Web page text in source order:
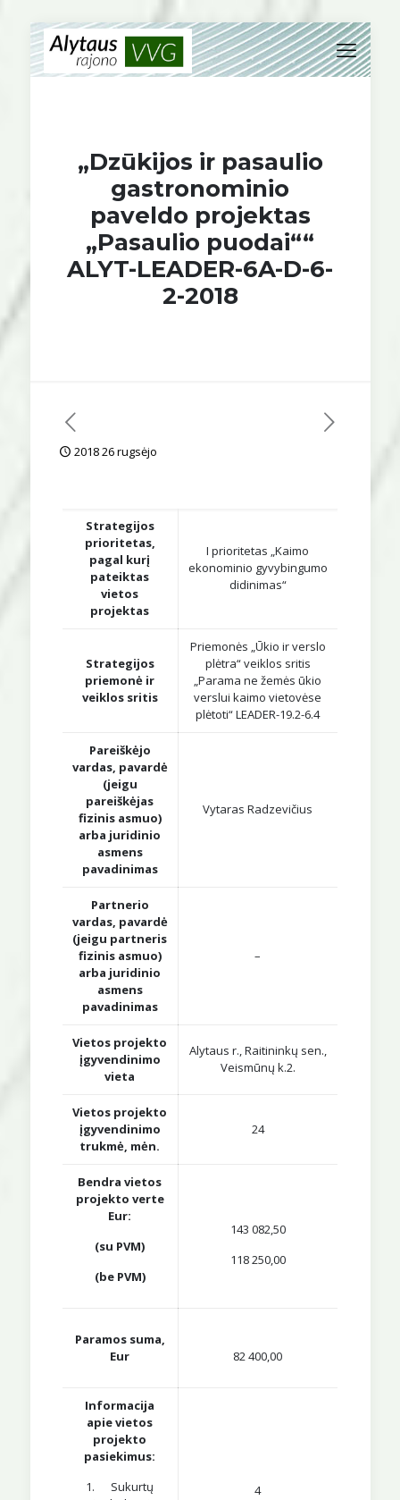
„Dzūkijos ir pasaulio
gastronominio
paveldo projektas
„Pasaulio puodai““
ALYT-LEADER-6A-D-6-
2-2018
2018 26 rugsėjo
Strategijos
prioritetas,
pagal kurį
pateiktas
vietos
projektas
I prioritetas „Kaimo
ekonominio gyvybingumo
didinimas“
Strategijos
priemonė ir
veiklos sritis
Priemonės „Ūkio ir verslo
plėtra“ veiklos sritis
„Parama ne žemės ūkio
verslui kaimo vietovėse
plėtoti“ LEADER-19.2-6.4
Pareiškėjo
vardas, pavardė
(jeigu
pareiškėjas
fizinis asmuo)
arba juridinio
asmens
pavadinimas
Vytaras Radzevičius
Partnerio
vardas, pavardė
(jeigu partneris
fizinis asmuo)
arba juridinio
asmens
pavadinimas
–
Vietos projekto
įgyvendinimo
vieta
Alytaus r., Raitininkų sen.,
Veismūnų k.2.
Vietos projekto
įgyvendinimo
trukmė, mėn.
24
Bendra vietos
projekto verte
Eur:
(su PVM)
(be PVM)
143 082,50
118 250,00
Paramos suma,
Eur
82 400,00
Informacija
apie vietos
projekto
pasiekimus:
1. Sukurtų
4